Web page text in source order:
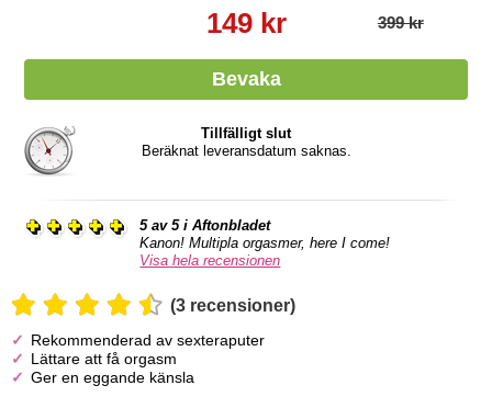
149 kr 399 kr
Tillfälligt slut
Beräknat leveransdatum saknas.
5 av 5 i Aftonbladet
Kanon! Multipla orgasmer, here I come!
Visa hela recensionen
(3 recensioner)
Rekommenderad av sexteraputer
Lättare att få orgasm
Ger en eggande känsla